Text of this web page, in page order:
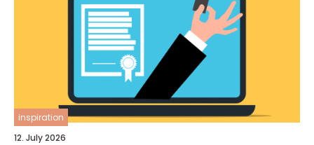
inspiration
12. July 2026